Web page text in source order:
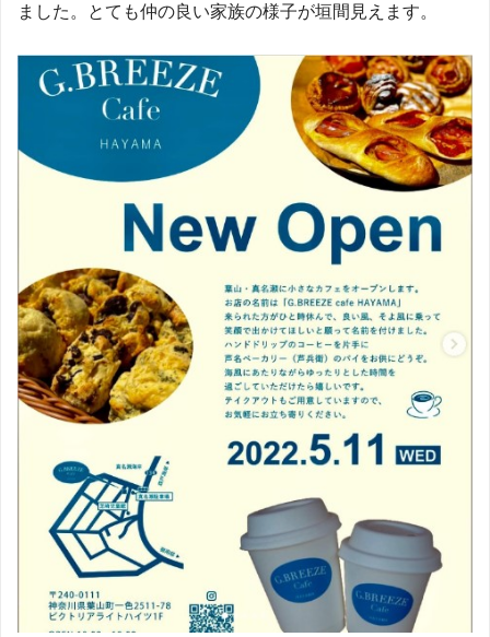
ました。とても仲の良い家族の様子が垣間見えます。